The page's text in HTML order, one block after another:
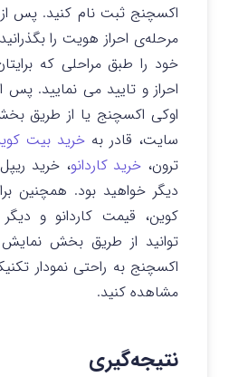
اکسچنج ثبت نام کنید. پس
مرحله‌ی احراز هویت را
خود را طبق مراحلی که
احراز و تایید می نمایید. پس
اوکی اکسچنج یا از طریق
سایت، قادر به خرید بیت
ترون، خرید کاردانو
دیگر خواهید بود. همچنین
کوین، قیمت کاردانو و
توانید از طریق بخش
اکسچنج به راحتی نمودار
مشاهده کنید.
نتیجه‌گیری